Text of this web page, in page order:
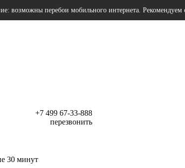
возможны перебои мобильного интернета. Рекомендуем
+7 499 67-33-888
перезвонить
30 минут